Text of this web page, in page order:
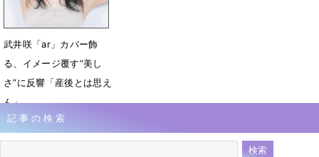
武井咲「ar」カバー飾
る、イメージ覆す“美し
さ”に反響「産後とは思え
ん」
10月12日 08時54分
記事の検索